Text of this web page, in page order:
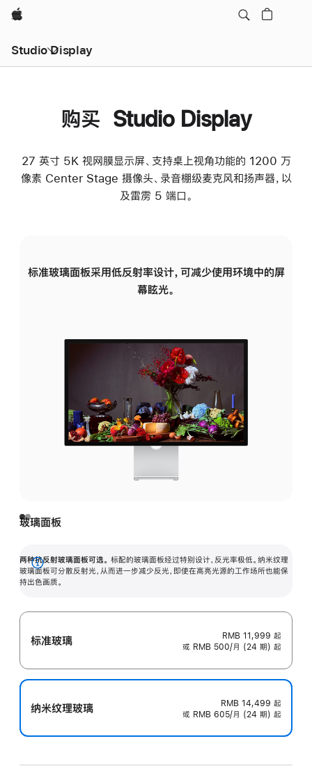
Apple
Studio Display
购买 Studio Display
27 英寸 5K 视网膜显示屏、支持桌上视角功能的 1200 万
像素 Center Stage 摄像头、录音棚级麦克风和扬声器，以
及雷雳 5 端口。
标准玻璃面板采用低反射率设计，可减少使用环境中的屏
幕眩光。
玻璃面板
两种抗反射玻璃面板可选。 标配的玻璃面板经过特别设计，反光率极低。纳米纹理
玻璃面板可分散反射光，从而进一步减少反光，即使在高亮光源的工作场所也能保
持出色画质。
展
开
标准玻璃 RMB 11,999 起
或 RMB 500/月 (24 期) 起
纳米纹理玻璃 RMB 14,499 起
或 RMB 605/月 (24 期) 起